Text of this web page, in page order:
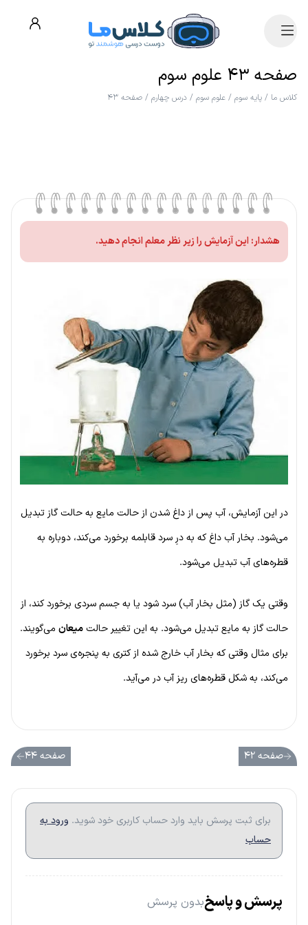
صفحه ۴۳ علوم سوم
کلاس ما / پایه سوم / علوم سوم / درس چهارم / صفحه ۴۳
هشدار: این آزمایش را زیر نظر معلم انجام دهید.
در این آزمایش، آب پس از داغ شدن از حالت مایع به حالت گاز تبدیل
می‌شود. بخار آب داغ که به درِ سرد قابلمه برخورد می‌کند، دوباره به
قطره‌های آب تبدیل می‌شود.
وقتی یک گاز (مثل بخار آب) سرد شود یا به جسم سردی برخورد کند، از
حالت گاز به مایع تبدیل می‌شود. به این تغییر حالتمیعان می‌گویند.
برای مثال وقتی که بخار آب خارج شده از کتری به پنجره‌ی سرد برخورد
می‌کند، به شکل قطره‌های ریز آب در می‌آید.
صفحه ۴۲ صفحه ۴۴
برای ثبت پرسش باید وارد حساب کاربری خود شوید. ورود به
حساب
پرسش و پاسخبدون پرسش